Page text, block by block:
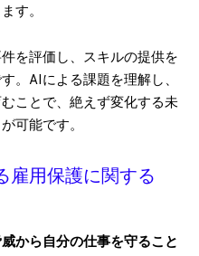
す。
を評価し、スキルの提供を
。AIによる課題を理解し、
ことで、絶えず変化する未
可能です。
雇用保護に関する
から自分の仕事を守ること